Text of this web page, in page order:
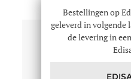
Bestellingen op
geleverd in volgende
de levering in